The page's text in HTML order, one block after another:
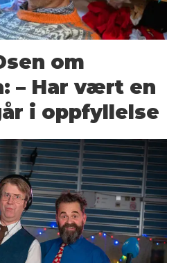
om
– Har vært en
i oppfyllelse